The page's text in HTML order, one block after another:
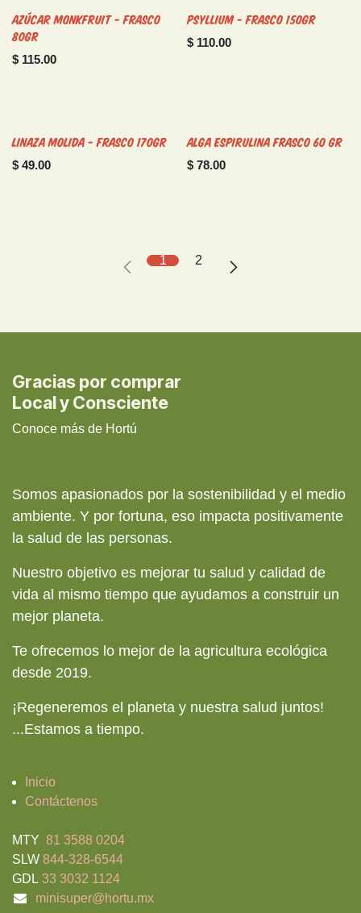
Azúcar Monkfruit - Frasco
80gr
$ 115.00
Psyllium - Frasco 150gr
$ 110.00
Linaza Molida - Frasco 170gr
$ 49.00
Alga Espirulina Frasco 60 gr
$ 78.00
1 2
Gracias por comprar
Local y Consciente
Conoce más de Hortú
Somos apasionados por la sostenibilidad y el medio
ambiente. Y por fortuna, eso impacta positivamente
la salud de las personas.
Nuestro objetivo es mejorar tu salud y calidad de
vida al mismo tiempo que ayudamos a construir un
mejor planeta.
Te ofrecemos lo mejor de la agricultura ecológica
desde 2019.
¡Regeneremos el planeta y nuestra salud juntos!
...Estamos a tiempo.
Inicio
Contáctenos
MTY 81 3588 0204
SLW 844-328-6544
GDL 33 3032 1124
minisuper@hortu.mx